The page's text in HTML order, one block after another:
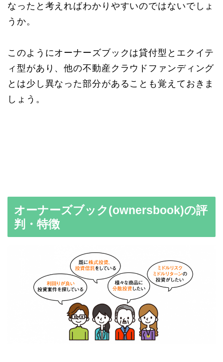
なったと考えればわかりやすいのではないでしょ
うか。
このようにオーナーズブックは貸付型とエクイテ
ィ型があり、他の不動産クラウドファンディング
とは少し異なった部分があることも覚えておきま
しょう。
オーナーズブック(ownersbook)の評
判・特徴